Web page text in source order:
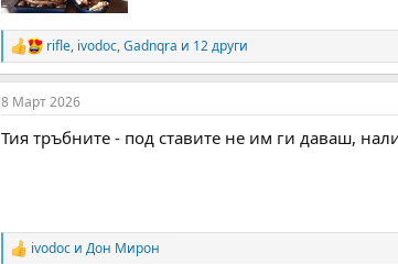
R
e
a
c
i
rifle, ivodoc,Gadnqra и 12 други
8 Март 2026
Тия тръбните - под ставите не им ги даваш,
R
ivodoc и Дон Мирон